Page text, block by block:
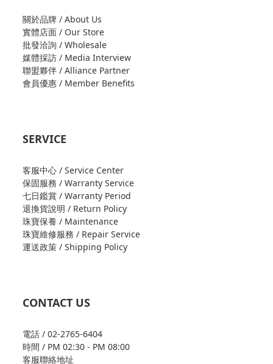
關於品牌 / About Us
實體店面 / Our Store
批發洽詢 / Wholesale
媒體採訪 / Media Interview
聯盟夥伴 / Alliance Partner
會員優惠 / Member Benefits
SERVICE
客服中心 / Service Center
保固服務 / Warranty Service
七日鑑賞 / Warranty Period
退換貨說明 / Return Policy
珠寶保養 / Maintenance
珠寶維修服務 / Repair Service
運送政策 / Shipping Policy
CONTACT US
電話 / 02-2765-6404
時間 / PM 02:30 - PM 08:00
客服聯絡地址